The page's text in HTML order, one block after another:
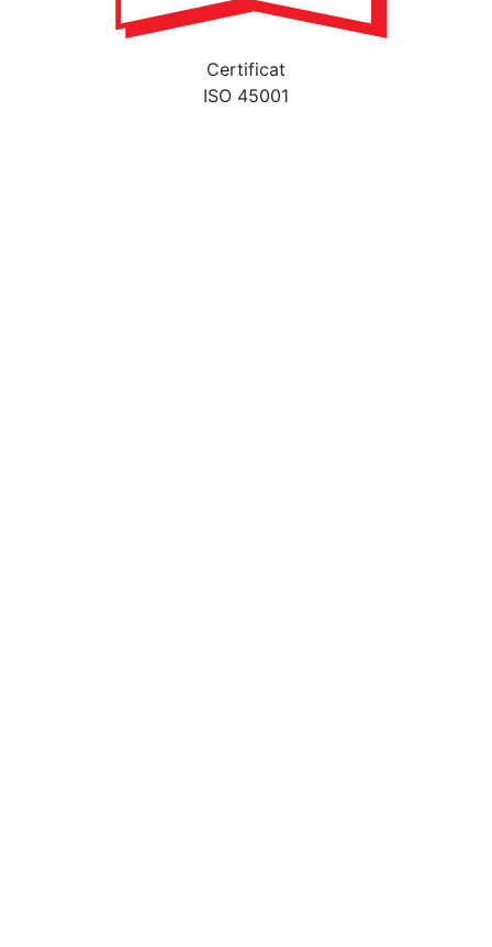
Certificat
ISO 45001